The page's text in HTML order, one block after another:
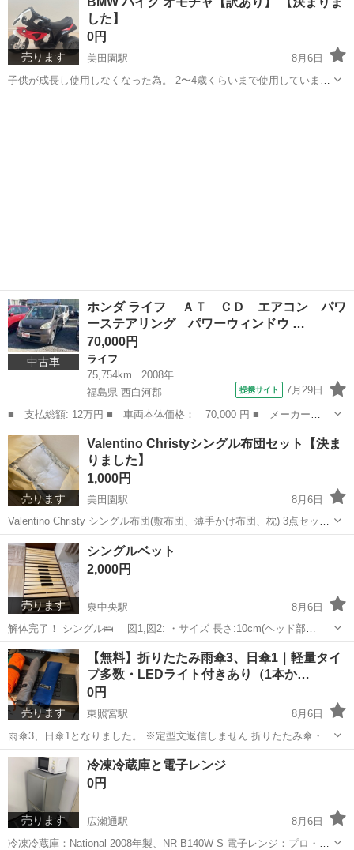
す、 車検が１２月までです、まだ車検付いてますが付けたい場わいプ
ラス５万円で付けます よろしくお...
売ります
した】
0円
美田園駅
8月6日
子供が成長し使用しなくなった為。 2〜4歳くらいまで使用していまし
中古車
ホンダ ライフ ＡＴ ＣＤ エアコン パワ
ーステアリング パワーウィンドウ …
70,000円
ライフ
75,754km
2008年
福島県 西白河郡
提携サイト 7月29日
■ 支払総額: 12万円 ■ 車両本体価格： 70,000 円 ■ メーカー
名： ホンダ ■ 車種名： ライフ ■ グレード名： ＡＴ Ｃ
Ｄ エアコン パワーステアリング パワーウィンドウ ■ 排気
量： 660cc ■ ...
福島 西白河郡
売ります
Valentino Christyシングル布団セット【決ま
りました】
1,000円
美田園駅
8月6日
Valentino Christy シングル布団(敷布団、薄手かけ布団、枕) 3点セット
です。 ケース付き。 新品未使用品です。 ケースに入れて、乾燥剤を
入れて保管しておりました。 引越しに伴い不要になりましたので ...
宮城 名取市 美田園駅 寝具
売ります
シングルベット
2,000円
泉中央駅
8月6日
解体完了！ シングル🛌 図1,図2: ・サイズ 長さ:10cm(ヘッド部
分)+198cm(ベット部分) 幅:100cm 高さ:9cm(脚なし)、18cm(1段階脚付
き)、31cm(２段階脚付き) 図3: ・脚6本付き...
宮城 黒川郡 泉中央駅 ベッド
売ります
【無料】折りたたみ雨傘3、日傘1｜軽量タイ
プ多数・LEDライト付きあり（1本か…
0円
東照宮駅
8月6日
雨傘3、日傘1となりました。 ※定型文返信しません 折りたたみ傘・日
傘を無料でお譲りします。 雨傘・日傘・晴雨兼用など、さまざまな種
類があります。 軽量タイプが多く、通勤・通学用やバッグに入れてお
く予備としても便利です。...
宮城 仙台市 東照宮駅 家庭用品
売ります
冷凍冷蔵庫と電子レンジ
0円
広瀬通駅
8月6日
冷凍冷蔵庫：National 2008年製、NR-B140W-S 電子レンジ：プロ・ポ